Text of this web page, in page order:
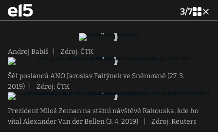
3/7
Andrej Babiš Zdroj: ČTK
Šéf poslanců ANO Jaroslav Faltýnek ve Sněmovně (27. 3.
2019)
Zdroj: ČTK
Prezident Miloš Zeman na státní návštěvě Rakouska, kde ho
vítal Alexander Van der Bellen (3. 4. 2019)
Zdroj: Reuters